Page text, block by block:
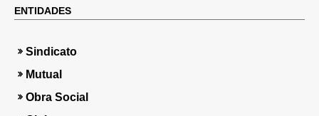
ENTIDADES
Sindicato
Mutual
Obra Social